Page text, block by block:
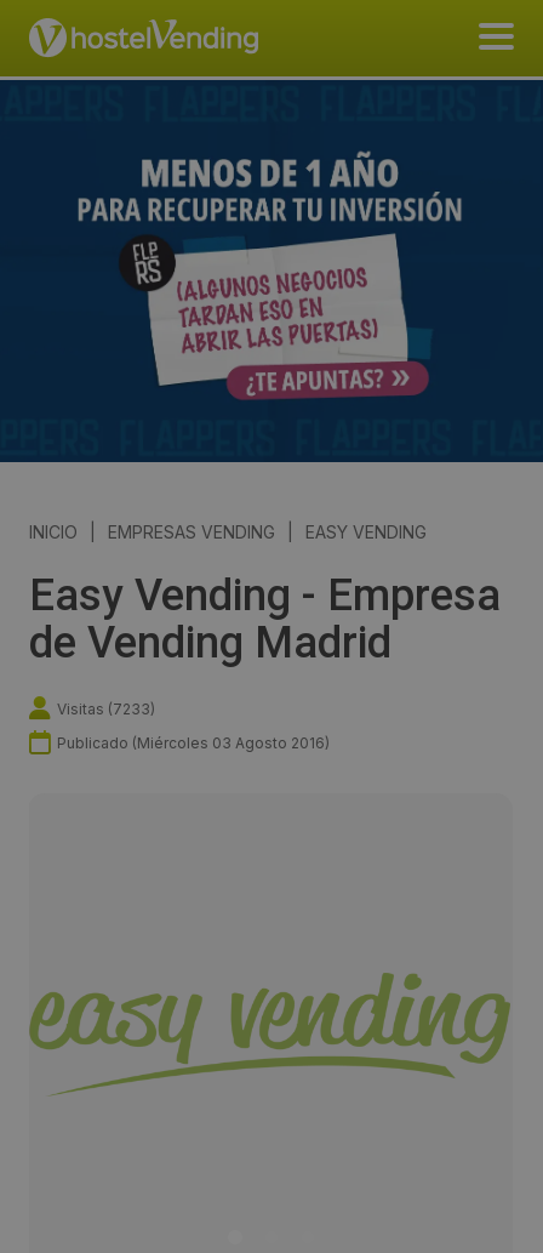
INICIO EMPRESAS VENDING EASY VENDING
Easy Vending - Empresa
de Vending Madrid
Visitas (7233)
Publicado (Miércoles 03 Agosto 2016)